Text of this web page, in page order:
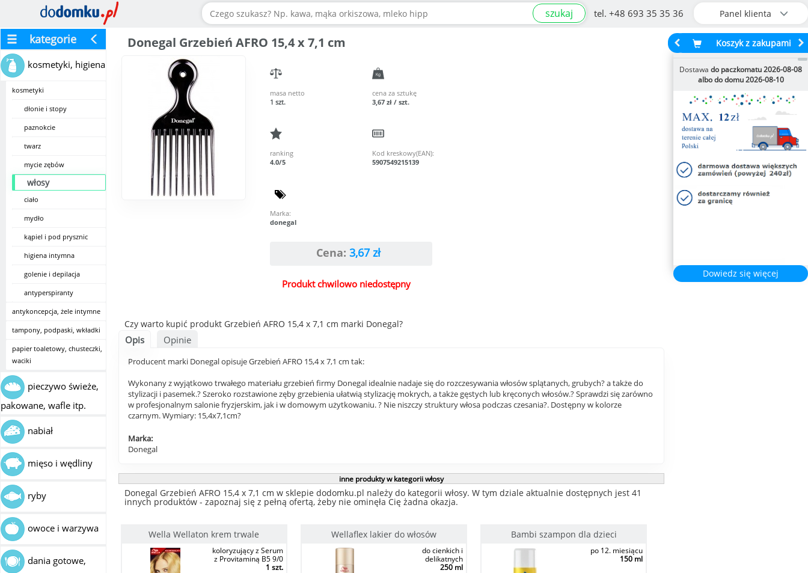
tel. +48 693 35 35 36 Panel klienta
szukaj
kategorie
kosmetyki, higiena
kosmetyki
dłonie i stopy
paznokcie
twarz
mycie zębów
włosy
ciało
mydło
kąpiel i pod prysznic
higiena intymna
golenie i depilacja
antyperspiranty
antykoncepcja, żele intymne
tampony, podpaski, wkładki
papier toaletowy, chusteczki,
waciki
pieczywo świeże,
pakowane, wafle itp.
nabiał
mięso i wędliny
ryby
owoce i warzywa
dania gotowe,
Donegal Grzebień AFRO 15,4 x 7,1 cm
masa netto
1 szt.
cena za sztukę
3,67 zł / szt.
ranking
4.0/5
Kod kreskowy(EAN):
5907549215139
Marka:
donegal
Cena: 3,67 zł
Produkt chwilowo niedostępny
Czy warto kupić produkt Grzebień AFRO 15,4 x 7,1 cm marki Donegal?
Opis Opinie
Producent marki Donegal opisuje Grzebień AFRO 15,4 x 7,1 cm tak:
Wykonany z wyjątkowo trwałego materiału grzebień firmy Donegal idealnie nadaje się do rozczesywania włosów splątanych, grubych? a także do
stylizacji i pasemek.? Szeroko rozstawione zęby grzebienia ułatwią stylizację mokrych, a także gęstych lub kręconych włosów.? Sprawdzi się zarówno
w profesjonalnym salonie fryzjerskim, jak i w domowym użytkowaniu. ? Nie niszczy struktury włosa podczas czesania?. Dostępny w kolorze
czarnym. Wymiary: 15,4x7,1cm?
Marka:
Donegal
inne produkty w kategorii włosy
Donegal Grzebień AFRO 15,4 x 7,1 cm w sklepie dodomku.pl należy do kategorii włosy. W tym dziale aktualnie dostępnych jest 41
innych produktów - zapoznaj się z pełną ofertą, żeby nie ominęła Cię żadna okazja.
Wella Wellaton krem trwale
koloryzujący z Serum
z Provitaminą B5 9/0
1 szt.
Wellaflex lakier do włosów
do cienkich i
delikatnych
250 ml
Bambi szampon dla dzieci
po 12. miesiącu
150 ml
Koszyk z zakupami
Dostawa do paczkomatu 2026-08-08
albo do domu 2026-08-10
Dowiedz się więcej